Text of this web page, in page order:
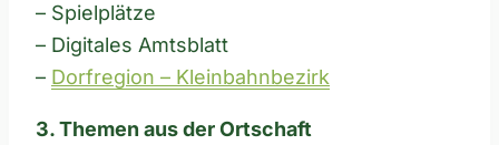
– Spielplätze
– Digitales Amtsblatt
– Dorfregion – Kleinbahnbezirk
3. Themen aus der Ortschaft